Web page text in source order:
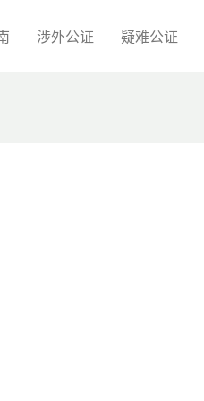
涉外公证 疑难公证